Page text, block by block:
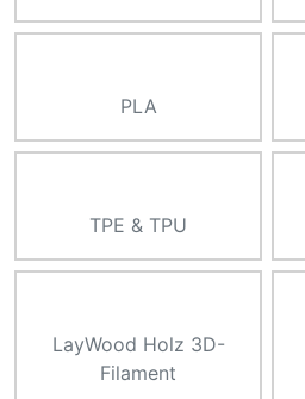
PLA
TPE & TPU
LayWood Holz 3D-
Filament